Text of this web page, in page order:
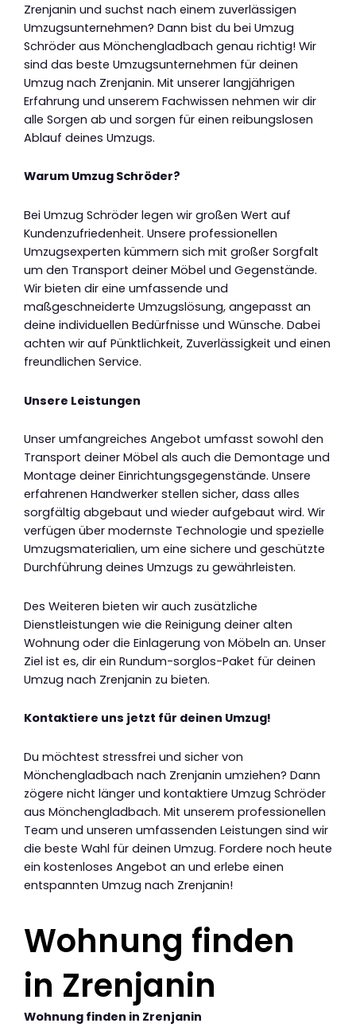
Zrenjanin und suchst nach einem zuverlässigen
Umzugsunternehmen? Dann bist du bei Umzug
Schröder aus Mönchengladbach genau richtig! Wir
sind das beste Umzugsunternehmen für deinen
Umzug nach Zrenjanin. Mit unserer langjährigen
Erfahrung und unserem Fachwissen nehmen wir dir
alle Sorgen ab und sorgen für einen reibungslosen
Ablauf deines Umzugs.
Warum Umzug Schröder?
Bei Umzug Schröder legen wir großen Wert auf
Kundenzufriedenheit. Unsere professionellen
Umzugsexperten kümmern sich mit großer Sorgfalt
um den Transport deiner Möbel und Gegenstände.
Wir bieten dir eine umfassende und
maßgeschneiderte Umzugslösung, angepasst an
deine individuellen Bedürfnisse und Wünsche. Dabei
achten wir auf Pünktlichkeit, Zuverlässigkeit und einen
freundlichen Service.
Unsere Leistungen
Unser umfangreiches Angebot umfasst sowohl den
Transport deiner Möbel als auch die Demontage und
Montage deiner Einrichtungsgegenstände. Unsere
erfahrenen Handwerker stellen sicher, dass alles
sorgfältig abgebaut und wieder aufgebaut wird. Wir
verfügen über modernste Technologie und spezielle
Umzugsmaterialien, um eine sichere und geschützte
Durchführung deines Umzugs zu gewährleisten.
Des Weiteren bieten wir auch zusätzliche
Dienstleistungen wie die Reinigung deiner alten
Wohnung oder die Einlagerung von Möbeln an. Unser
Ziel ist es, dir ein Rundum-sorglos-Paket für deinen
Umzug nach Zrenjanin zu bieten.
Kontaktiere uns jetzt für deinen Umzug!
Du möchtest stressfrei und sicher von
Mönchengladbach nach Zrenjanin umziehen? Dann
zögere nicht länger und kontaktiere Umzug Schröder
aus Mönchengladbach. Mit unserem professionellen
Team und unseren umfassenden Leistungen sind wir
die beste Wahl für deinen Umzug. Fordere noch heute
ein kostenloses Angebot an und erlebe einen
entspannten Umzug nach Zrenjanin!
Wohnung finden
in Zrenjanin
Wohnung finden in Zrenjanin